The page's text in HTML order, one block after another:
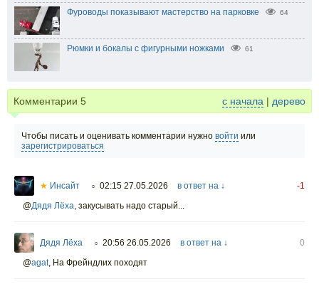
Фуроводы показывают мастерство на парковке 64
Рюмки и бокалы с фигурными ножками 61
Комментарии 5 с начала | дерево
Чтобы писать и оценивать комментарии нужно войти или
зарегистрироваться
★ Инсайт ○ 02:15 27.05.2026 в ответ на ↓
-1
@Дядя Лёха закусывать надо старый...
Дядя Лёха ○ 20:56 26.05.2026 в ответ на ↓
0
@agat, На Фрейндлих походят